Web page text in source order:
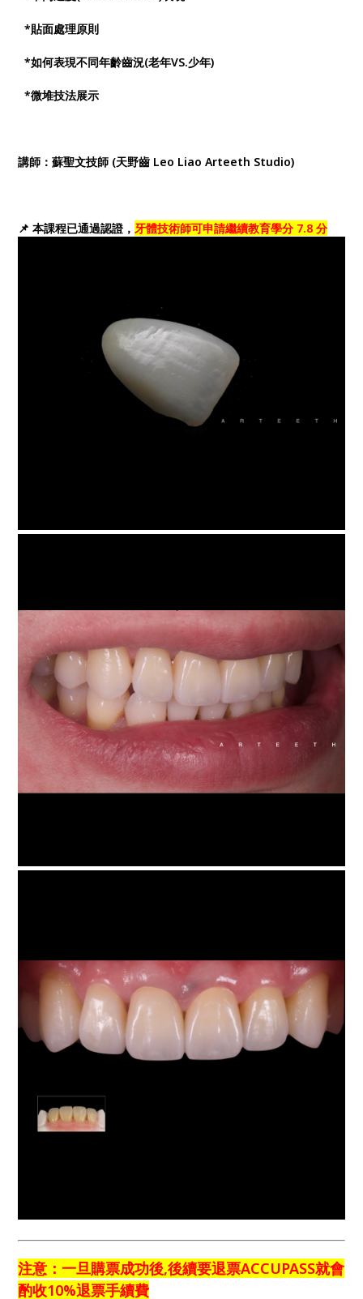
*貼面處理原則
*如何表現不同年齡齒況(老年VS.少年)
*微堆技法展示
講師：蘇聖文技師 (天野齒 Leo Liao Arteeth Studio)
📌 本課程已通過認證， 牙體技術師可申請繼續教育學分 7.8 分
注意：一旦購票成功後,後續要退票ACCUPASS就會
酌收10%退票手續費